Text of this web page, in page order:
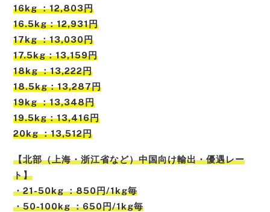
16kg ：12,803円
16.5kg：12,931円
17kg ：13,030円
17.5kg：13,159円
18kg ：13,222円
18.5kg：13,287円
19kg ：13,348円
19.5kg：13,416円
20kg ：13,512円
【北部（上海・浙江省など）中国向け輸出・優遇レー
ト】
・21-50kg ：850円/1kg毎
・50-100kg ：650円/1kg毎